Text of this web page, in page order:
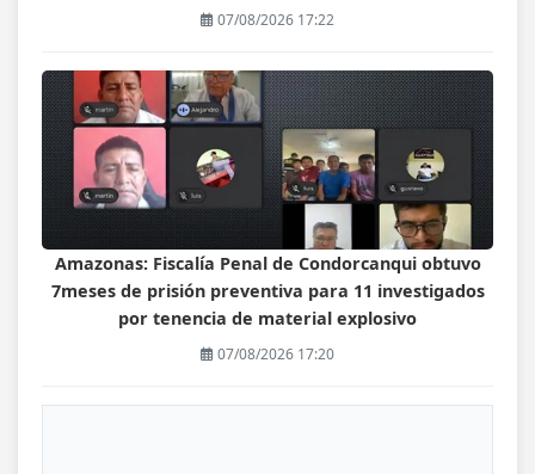
07/08/2026 17:22
Amazonas: Fiscalía Penal de Condorcanqui obtuvo
7meses de prisión preventiva para 11 investigados
por tenencia de material explosivo
07/08/2026 17:20